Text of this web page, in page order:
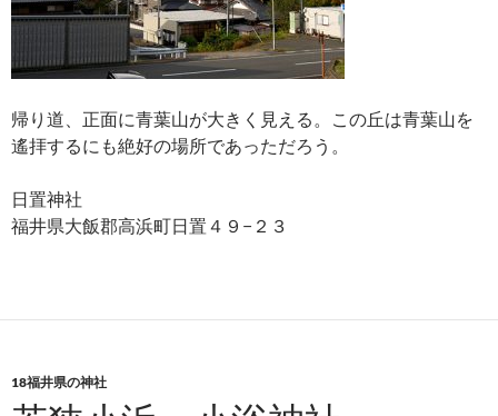
帰り道、正面に青葉山が大きく見える。この丘は青葉山を
遙拝するにも絶好の場所であっただろう。
日置神社
福井県大飯郡高浜町日置４９−２３
18福井県の神社